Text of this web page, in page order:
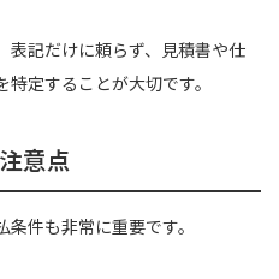
表記だけに頼らず、見積書や仕
定することが大切です。
意点
件も非常に重要です。